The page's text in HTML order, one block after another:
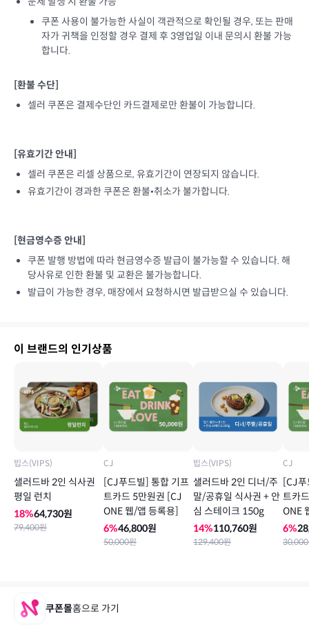
쿠폰 사용이 불가능한 사실이 객관적으로 확인될 경우, 또는 판매
자가 귀책을 인정할 경우 결제 후 3영업일 이내 문의시 환불 가능
합니다.
[환불 수단]
셀러 쿠폰은 결제수단인 카드결제로만 환불이 가능합니다.
[유효기간 안내]
셀러 쿠폰은 리셀 상품으로, 유효기간이 연장되지 않습니다.
유효기간이 경과한 쿠폰은 환불•취소가 불가합니다.
[현금영수증 안내]
쿠폰 발행 방법에 따라 현금영수증 발급이 불가능할 수 있습니다. 해
당사유로 인한 환불 및 교환은 불가능합니다.
발급이 가능한 경우, 매장에서 요청하시면 발급받으실 수 있습니다.
이 브랜드의 인기상품
빕스(VIPS)
샐러드바 2인 식사권
평일 런치
18%64,730원
79,400원
CJ
[CJ푸드빌] 통합 기프
트카드 5만원권 [CJ
ONE 웹/앱 등록용]
6%46,800원
50,000원
빕스(VIPS)
샐러드바 2인 디너/주
말/공휴일 식사권 + 안
심 스테이크 150g
14%110,760원
129,400원
CJ
[CJ
트카
ONE
6%
30,000
쿠폰몰홈으로 가기